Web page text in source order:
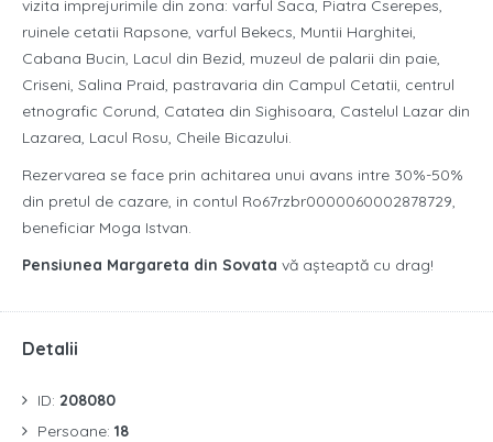
vizita imprejurimile din zona: varful Saca, Piatra Cserepes,
ruinele cetatii Rapsone, varful Bekecs, Muntii Harghitei,
Cabana Bucin, Lacul din Bezid, muzeul de palarii din paie,
Criseni, Salina Praid, pastravaria din Campul Cetatii, centrul
etnografic Corund, Catatea din Sighisoara, Castelul Lazar din
Lazarea, Lacul Rosu, Cheile Bicazului.
Rezervarea se face prin achitarea unui avans intre 30%-50%
din pretul de cazare, in contul Ro67rzbr0000060002878729,
beneficiar Moga Istvan.
Pensiunea Margareta din Sovata vă așteaptă cu drag!
Detalii
ID: 208080
Persoane: 18